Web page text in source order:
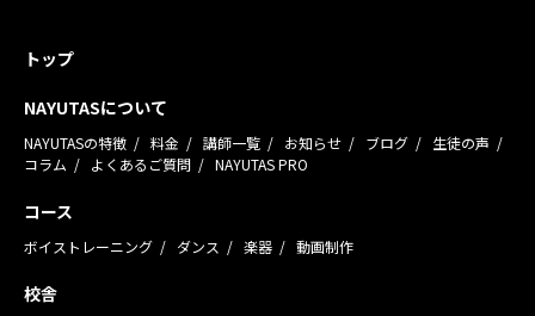
トップ
NAYUTASについて
NAYUTASの特徴 料金 講師一覧 お知らせ ブログ
生徒の声
コラム
よくあるご質問 NAYUTAS PRO
コース
ボイストレーニング ダンス 楽器 動画制作
校舎